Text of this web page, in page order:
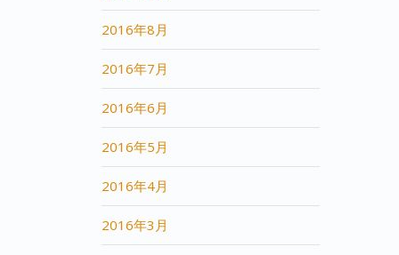
2016年8月
2016年7月
2016年6月
2016年5月
2016年4月
2016年3月